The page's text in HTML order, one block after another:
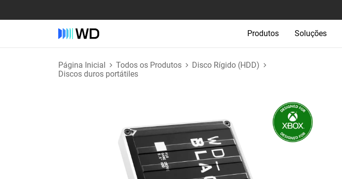
Produtos Soluções
Página Inicial Todos os Produtos
Disco Rígido (HDD)
Discos duros portátiles